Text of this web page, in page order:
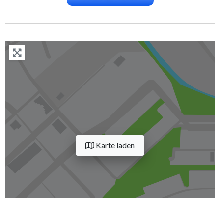
Karte laden